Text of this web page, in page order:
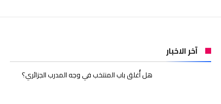
آخر الاخبار
هل أُغلق باب المنتخب في وجه المدرب الجزائري؟